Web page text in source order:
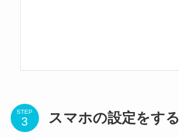
STEP スマホの設定をする